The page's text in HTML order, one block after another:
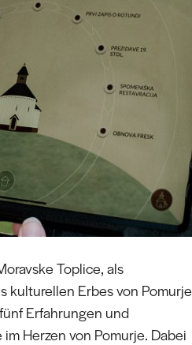
Toplice, als
kulturellen Erbes von Pomurje
Erfahrungen und
Herzen von Pomurje. Dabei